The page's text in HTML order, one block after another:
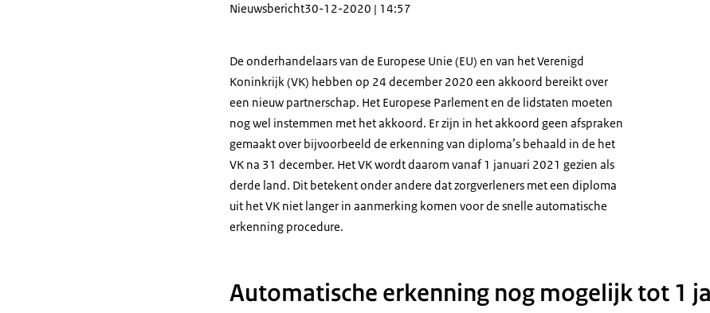
Nieuwsbericht30-12-2020 | 14:57
De onderhandelaars van de Europese Unie (EU) en van het Verenigd
Koninkrijk (VK) hebben op 24 december 2020 een akkoord bereikt over
een nieuw partnerschap. Het Europese Parlement en de lidstaten moeten
nog wel instemmen met het akkoord. Er zijn in het akkoord geen afspraken
gemaakt over bijvoorbeeld de erkenning van diploma’s behaald in de het
VK na 31 december. Het VK wordt daarom vanaf 1 januari 2021 gezien als
derde land. Dit betekent onder andere dat zorgverleners met een diploma
uit het VK niet langer in aanmerking komen voor de snelle automatische
erkenning procedure.
Automatische erkenning nog mogelijk tot 1